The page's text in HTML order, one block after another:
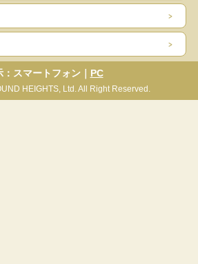
：スマートフォン｜ PC
HEIGHTS, Ltd. All Right Reserved.